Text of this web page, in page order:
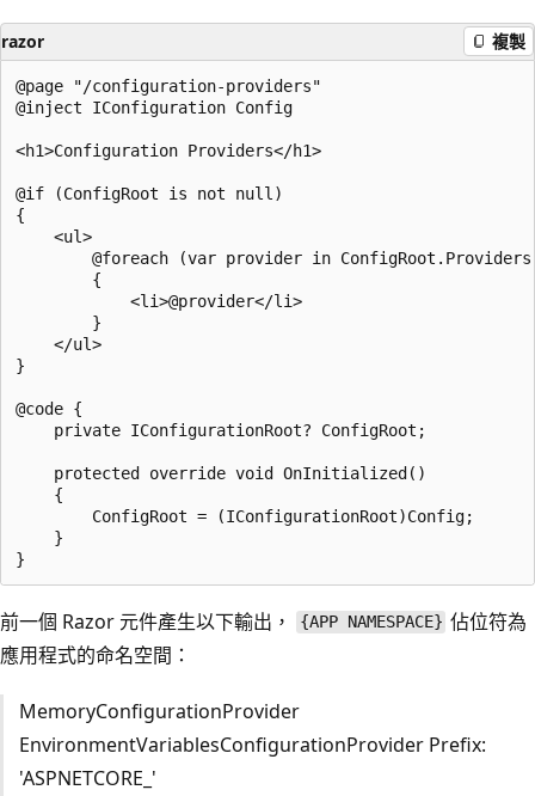
razor 複製
@page "/configuration-providers"
@inject IConfiguration Config
<h1>Configuration Providers</h1>
@if (ConfigRoot is not null)
{
    <ul>
@foreach (var provider in
        {
            <li>@provider</li>
        }
    </ul>
}
@code {
    private IConfigurationRoot? ConfigRoot;
    protected override void OnInitialized()
    {
        ConfigRoot = (IConfigurationRoot)Config;
    }
前一個 Razor 元件產生以下輸出， {APP NAMESPACE} 佔位符為
應用程式的命名空間：
MemoryConfigurationProvider
EnvironmentVariablesConfigurationProvider Prefix:
'ASPNETCORE_'